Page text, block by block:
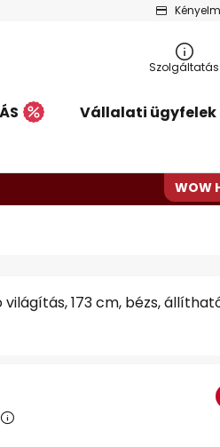
Szolgáltatás
Vállalati ügyfelek
WOW
világítás, 173 cm, bézs,